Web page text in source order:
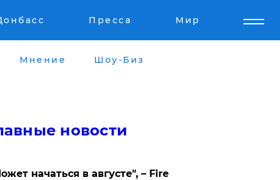
Пресса Мир
Мнение Шоу-Биз
новости
начаться в августе", – Fire